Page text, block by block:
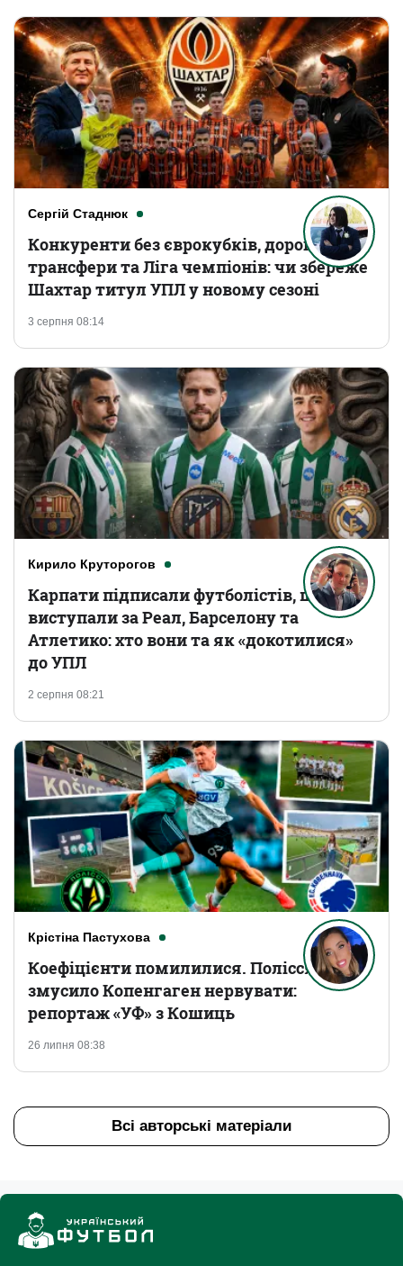
Сергій Стаднюк
3 серпня 08:14
Конкуренти без єврокубків, дорогі
трансфери та Ліга чемпіонів: чи збереже
Шахтар титул УПЛ у новому сезоні
Кирило Круторогов
2 серпня 08:21
Карпати підписали футболістів, що
виступали за Реал, Барселону та
Атлетико: хто вони та як «докотилися»
до УПЛ
Крістіна Пастухова
26 липня 08:38
Коефіцієнти помилилися. Полісся
змусило Копенгаген нервувати:
репортаж «УФ» з Кошиць
Всі авторські матеріали